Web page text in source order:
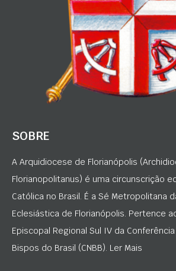
SOBRE
A Arquidiocese de Florianópolis
Florianopolitanus) é uma circunscrição
Católica no Brasil. É a Sé Metropolitana
Eclesiástica de Florianópolis. Pertence
Episcopal Regional Sul IV da
Bispos do Brasil (CNBB). Ler Mais